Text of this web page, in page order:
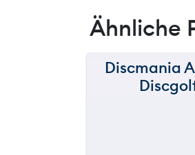
Ähnliche
Discmania